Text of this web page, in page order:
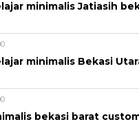
minimalis Jatiasih
minimalis Bekasi
bekasi barat